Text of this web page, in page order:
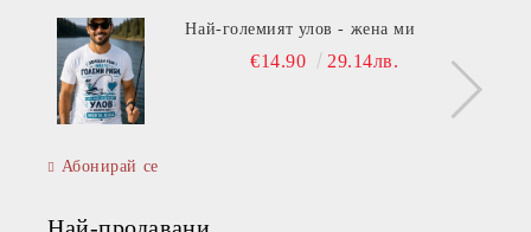
Най-големият улов - жена ми
€14.90 29.14лв.
Абонирай се